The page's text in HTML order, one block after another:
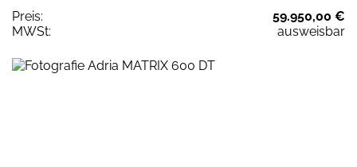
Preis:
59.950,00 €
MWSt:
ausweisbar